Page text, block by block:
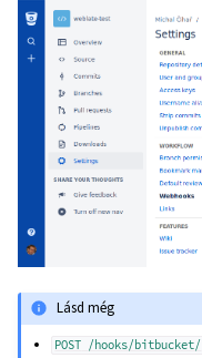
Lásd még
POST /hooks/bitbucket/